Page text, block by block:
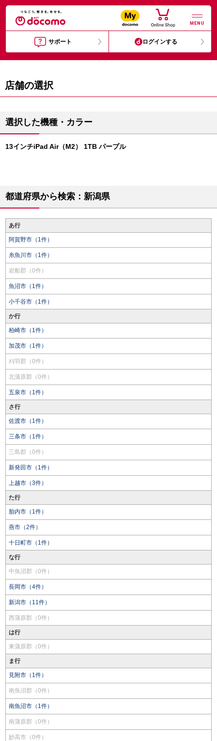
MENU
サポート ログインする
店舗の選択
選択した機種・カラー
13インチiPad Air（M2） 1TB パープル
都道府県から検索：新潟県
あ行
阿賀野市（1件）
糸魚川市（1件）
岩船郡（0件）
魚沼市（1件）
小千谷市（1件）
か行
柏崎市（1件）
加茂市（1件）
刈羽郡（0件）
北蒲原郡（0件）
五泉市（1件）
さ行
佐渡市（1件）
三条市（1件）
三島郡（0件）
新発田市（1件）
上越市（3件）
た行
胎内市（1件）
燕市（2件）
十日町市（1件）
な行
中魚沼郡（0件）
長岡市（4件）
新潟市（11件）
西蒲原郡（0件）
は行
東蒲原郡（0件）
ま行
見附市（1件）
南魚沼郡（0件）
南魚沼市（1件）
南蒲原郡（0件）
妙高市（0件）